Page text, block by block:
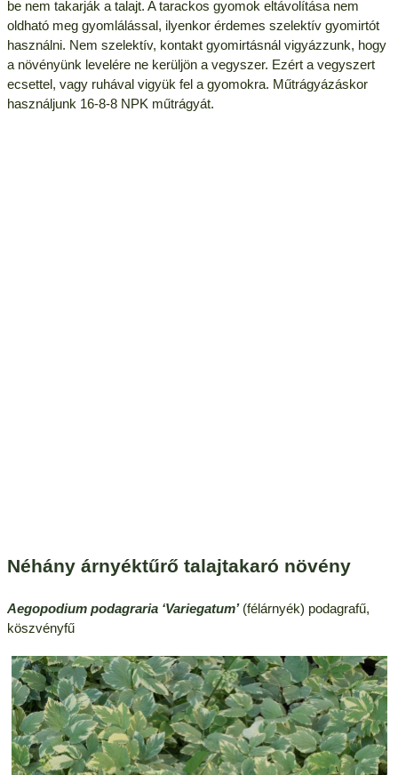
be nem takarják a talajt. A tarackos gyomok eltávolítása nem
oldható meg gyomlálással, ilyenkor érdemes szelektív gyomirtót
használni. Nem szelektív, kontakt gyomirtásnál vigyázzunk, hogy
a növényünk levelére ne kerüljön a vegyszer. Ezért a vegyszert
ecsettel, vagy ruhával vigyük fel a gyomokra. Műtrágyázáskor
használjunk 16-8-8 NPK műtrágyát.
Néhány árnyéktűrő talajtakaró növény
Aegopodium podagraria‘Variegatum’(félárnyék) podagrafű,
köszvényfű